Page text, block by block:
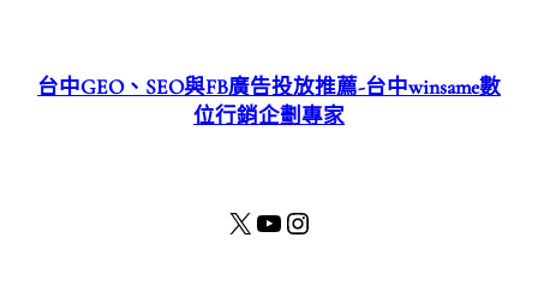
台中GEO、SEO與FB廣告投放推薦-台中winsame數
位行銷企劃專家
X YouTube Instagram